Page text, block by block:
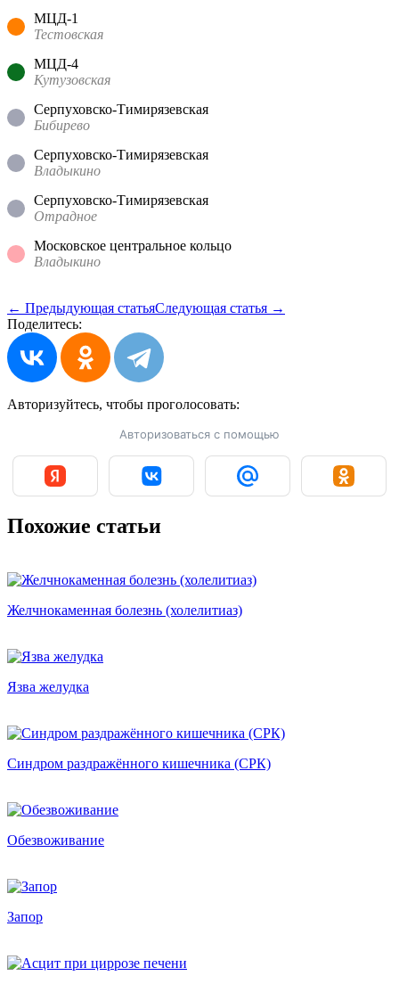
МЦД-1
Тестовская
МЦД-4
Кутузовская
Серпуховско-Тимирязевская
Бибирево
Серпуховско-Тимирязевская
Владыкино
Серпуховско-Тимирязевская
Отрадное
Московское центральное кольцо
Владыкино
← Предыдующая статьяСледующая статья →
Поделитесь:
Авторизуйтесь, чтобы проголосовать:
Авторизоваться с помощью
Похожие статьи
Желчнокаменная болезнь (холелитиаз)
Язва желудка
Синдром раздражённого кишечника (СРК)
Обезвоживание
Запор